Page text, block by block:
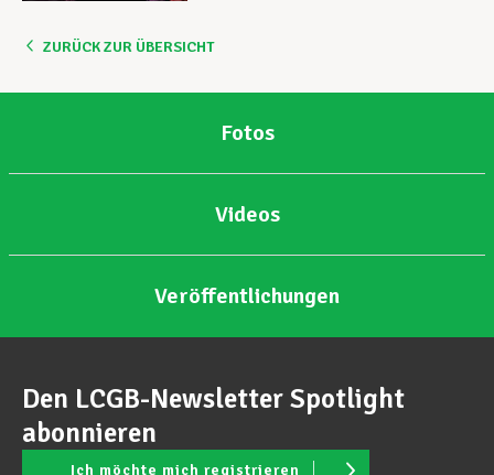
ZURÜCK ZUR ÜBERSICHT
Fotos
Videos
Veröffentlichungen
Den LCGB-Newsletter Spotlight
abonnieren
Ich möchte mich registrieren